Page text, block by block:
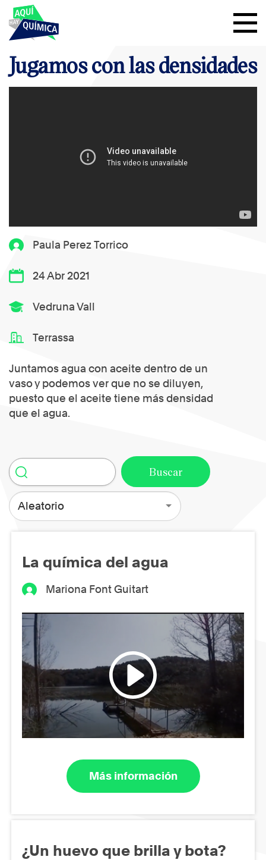
Paula Perez Torrico
24 Abr 2021
Vedruna Vall
Terrassa
Juntamos agua con aceite dentro de un
vaso y podemos ver que no se diluyen,
puesto que el aceite tiene más densidad
que el agua.
Jugamos con las densidades
Aleatorio
La química del agua
Mariona Font Guitart
Más información
¿Un huevo que brilla y bota?